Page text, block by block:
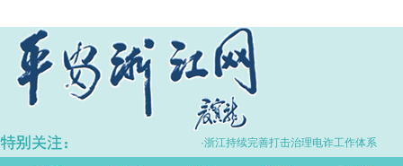
比增长5.7% ·浙江持续完善打击治理电诈工作体系